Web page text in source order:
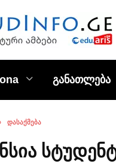
განათლება
ᲓᲐᲡᲐᲥᲛᲔᲑᲐ